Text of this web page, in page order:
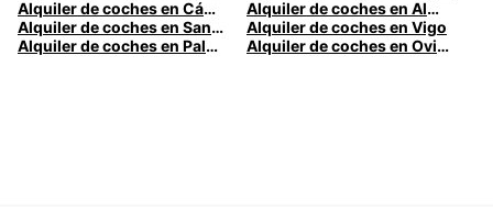
Alquiler de coches en Cádiz
Alquiler de coches en Almería
Alquiler de coches en Santander
Alquiler de coches en Vigo
Alquiler de coches en Palma
Alquiler de coches en Oviedo